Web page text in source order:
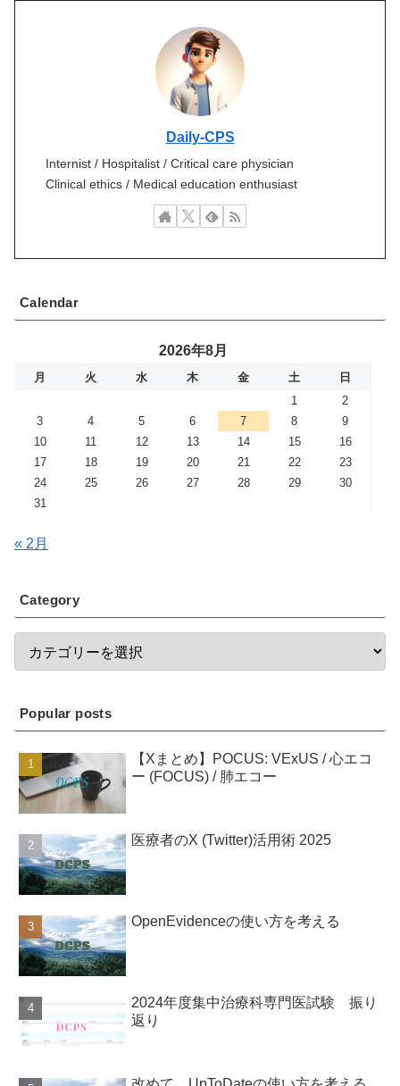
Daily-CPS
Internist / Hospitalist / Critical care physician
Clinical ethics / Medical education enthusiast
Calendar
2026年8月
月 火 水 木 金 土
日
1
2
3
4 5 6 7 8
9
10
11 12 13 14 15
16
17
18 19 20 21 22
23
24
25 26 27 28 29
30
31
« 2月
Category
Popular posts
【Xまとめ】POCUS: VExUS / 心エコ
ー (FOCUS) / 肺エコー
医療者のX (Twitter)活用術 2025
OpenEvidenceの使い方を考える
2024年度集中治療科専門医試験 振り
返り